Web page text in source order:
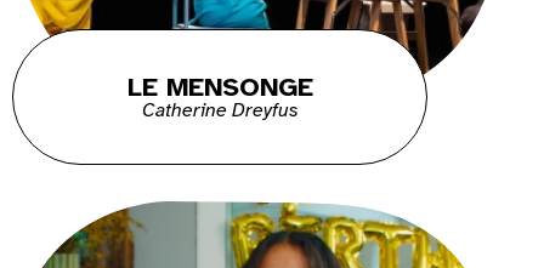
LE MENSONGE
Catherine Dreyfus